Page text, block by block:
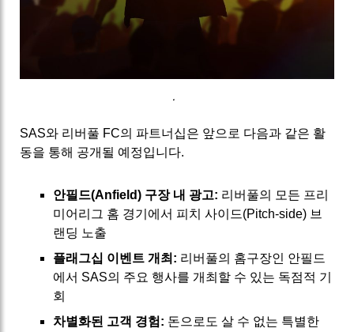
.
SAS와 리버풀 FC의 파트너십은 앞으로 다음과 같은 활
동을 통해 공개될 예정입니다.
안필드(Anfield) 구장 내 광고: 리버풀의 모든 프리
미어리그 홈 경기에서 피치 사이드(Pitch-side) 브
랜딩 노출
플래그십 이벤트 개최: 리버풀의 홈구장인 안필드
에서 SAS의 주요 행사를 개최할 수 있는 독점적 기
회
차별화된 고객 경험: 돈으로도 살 수 없는 특별한